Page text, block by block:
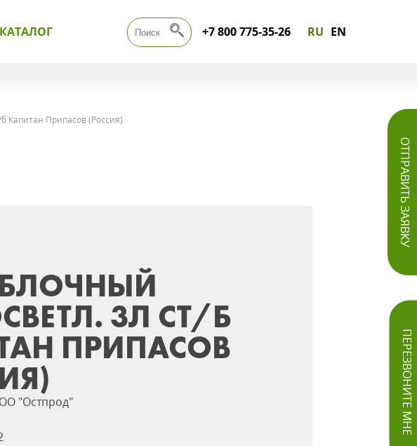
КАТАЛОГ +7 800 775-35-26 RU EN
ОТПРАВИТЬ ЗАЯВКУ
ПЕРЕЗВОНИТЕ МНЕ
Капитан Припасов (Россия)
3Л СТ/Б
ПРИПАСОВ
"Остпрод"